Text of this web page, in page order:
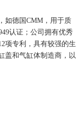
如德国CMM，用于质
认证；公司拥有优秀
项专利，具有较强的生
盖和气缸体制造商，以